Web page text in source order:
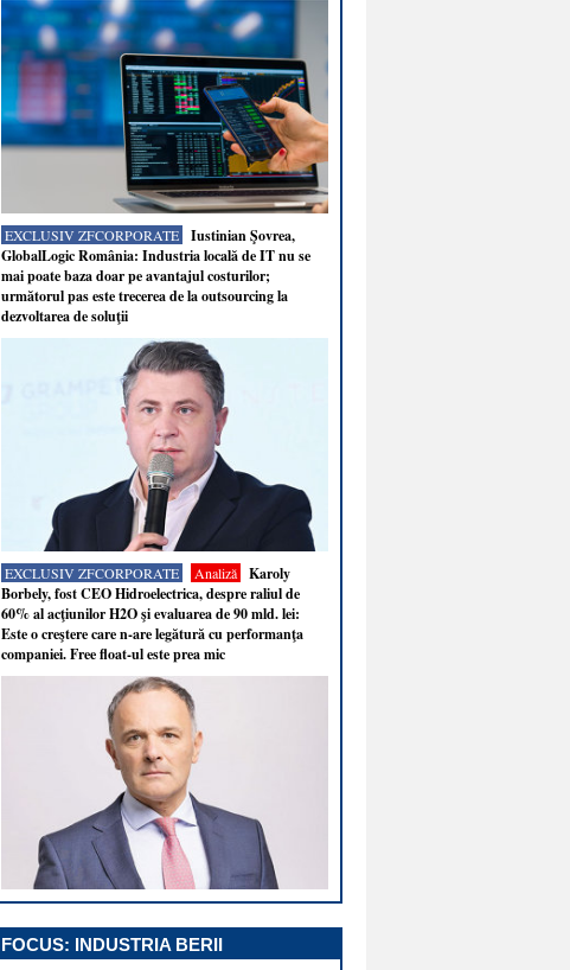
EXCLUSIV ZFCORPORATE
Iustinian Şovrea,
GlobalLogic România: Industria locală de IT nu se
mai poate baza doar pe avantajul costurilor;
următorul pas este trecerea de la outsourcing la
dezvoltarea de soluţii
EXCLUSIV ZFCORPORATE Analiză
Karoly
Borbely, fost CEO Hidroelectrica, despre raliul de
60% al acţiunilor H2O şi evaluarea de 90 mld. lei:
Este o creştere care n-are legătură cu performanţa
companiei. Free float-ul este prea mic
FOCUS: INDUSTRIA BERII